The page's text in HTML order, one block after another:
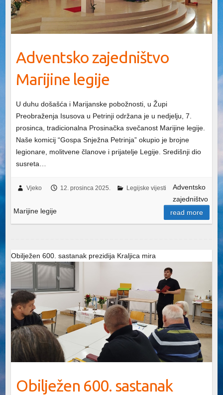
Adventsko zajedništvo
Marijine legije
U duhu došašća i Marijanske pobožnosti, u Župi
Preobraženja Isusova u Petrinji održana je u nedjelju, 7.
prosinca, tradicionalna Prosinačka svečanost Marijine legije.
Naše komicij “Gospa Snježna Petrinja” okupio je brojne
legionare, molitvene članove i prijatelje Legije. Središnji dio
susreta…
Vjeko 12. prosinca 2025. Legijske vijesti
Adventsko
zajedništvo
Marijine legije
read more
Obilježen 600. sastanak prezidija Kraljica mira
Obilježen 600. sastanak